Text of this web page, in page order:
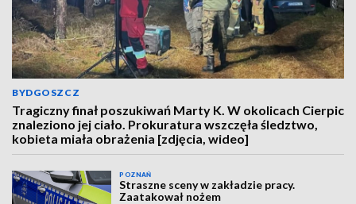
BYDGOSZCZ
Tragiczny finał poszukiwań Marty K. W okolicach Cierpic
znaleziono jej ciało. Prokuratura wszczęła śledztwo,
kobieta miała obrażenia [zdjęcia, wideo]
POZNAŃ
Straszne sceny w zakładzie pracy.
Zaatakował nożem